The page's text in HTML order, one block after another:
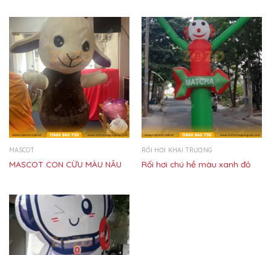
MASCOT
MASCOT CON CỪU MÀU NÂU
RỐI HƠI KHAI TRƯƠNG
Rối hơi chú hề màu xanh đỏ